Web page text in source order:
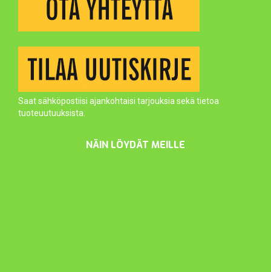
Saat sähköpostiisi ajankohtaisi tarjouksia sekä tietoa
tuoteuutuuksista.
NÄIN LÖYDÄT MEILLE